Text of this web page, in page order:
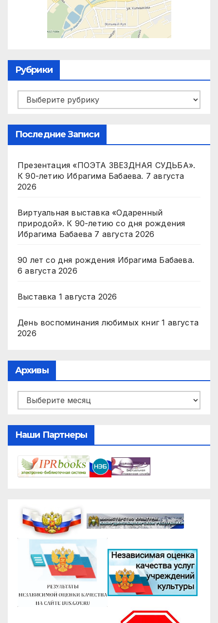
Рубрики
Рубрики
Последние Записи
Презентация «ПОЭТА ЗВЕЗДНАЯ СУДЬБА».
К 90-летию Ибрагима Бабаева. 7 августа
2026
Виртуальная выставка «Одаренный
природой». К 90-летию со дня рождения
Ибрагима Бабаева 7 августа 2026
90 лет со дня рождения Ибрагима Бабаева.
6 августа 2026
Выставка 1 августа 2026
День воспоминания любимых книг 1 августа
2026
Архивы
Архивы
Наши Партнеры